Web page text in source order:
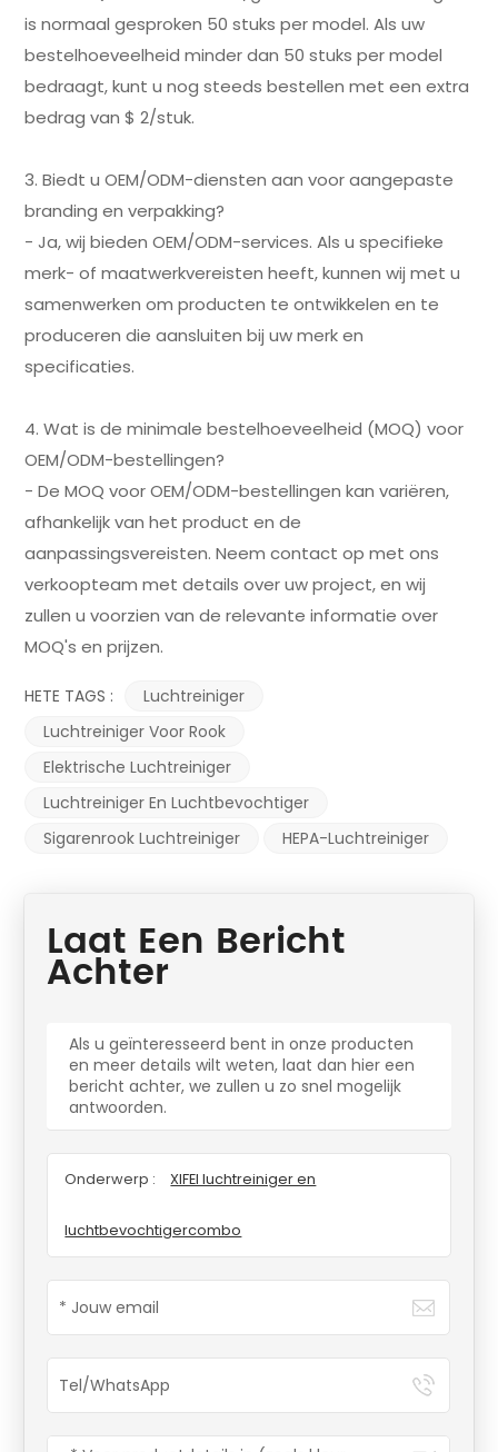
is normaal gesproken 50 stuks per model. Als uw
bestelhoeveelheid minder dan 50 stuks per model
bedraagt, kunt u nog steeds bestellen met een extra
bedrag van $ 2/stuk.
3. Biedt u OEM/ODM-diensten aan voor aangepaste
branding en verpakking?
- Ja, wij bieden OEM/ODM-services. Als u specifieke
merk- of maatwerkvereisten heeft, kunnen wij met u
samenwerken om producten te ontwikkelen en te
produceren die aansluiten bij uw merk en
specificaties.
4. Wat is de minimale bestelhoeveelheid (MOQ) voor
OEM/ODM-bestellingen?
- De MOQ voor OEM/ODM-bestellingen kan variëren,
afhankelijk van het product en de
aanpassingsvereisten. Neem contact op met ons
verkoopteam met details over uw project, en wij
zullen u voorzien van de relevante informatie over
MOQ's en prijzen.
HETE TAGS :
Luchtreiniger
Luchtreiniger Voor Rook
Elektrische Luchtreiniger
Luchtreiniger En Luchtbevochtiger
Sigarenrook Luchtreiniger
HEPA-Luchtreiniger
Laat Een Bericht
Achter
Als u geïnteresseerd bent in onze producten
en meer details wilt weten, laat dan hier een
bericht achter, we zullen u zo snel mogelijk
antwoorden.
Onderwerp : XIFEI luchtreiniger en
luchtbevochtigercombo